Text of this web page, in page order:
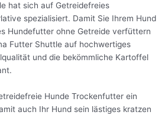
hat sich auf Getreidefreies
spezialisiert. Damit Sie Ihrem Hund
Hundefutter ohne Getreide verfüttern
Futter Shuttle auf hochwertiges
und die bekömmliche Kartoffel
Hunde Trockenfutter ein
auch Ihr Hund sein lästiges kratzen